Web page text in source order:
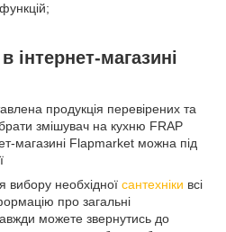
інтернет-магазині
продукція перевірених та
змішувач на кухню FRAP
магазині Flapmarket можна під
вибору необхідної сантехніки всі
про загальні
можете звернутись до